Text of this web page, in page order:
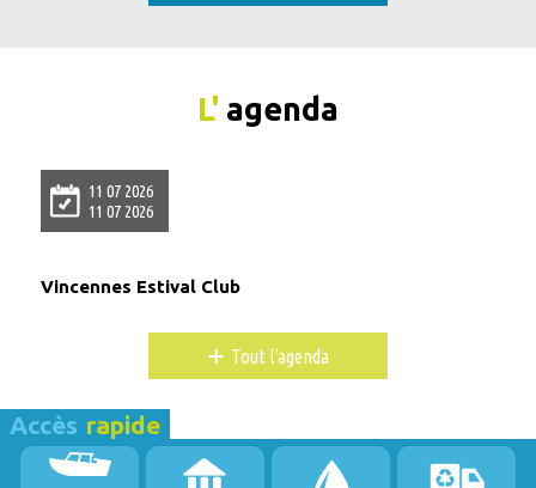
L' agenda
11 07 2026
11 07 2026
Vincennes Estival Club
+ Tout l'agenda
Accès rapide